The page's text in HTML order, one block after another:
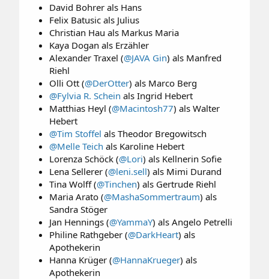
David Bohrer als Hans​
Felix Batusic als Julius​
Christian Hau als Markus Maria​
Kaya Dogan als Erzähler​
Alexander Traxel (@JAVA Gin) als Manfred
Riehl​
Olli Ott (@DerOtter) als Marco Berg​
@Fylvia R. Schein als Ingrid Hebert​
Matthias Heyl (@Macintosh77) als Walter
Hebert​
@Tim Stoffel als Theodor Bregowitsch​
@Melle Teich als Karoline Hebert​
Lorenza Schöck (@Lori) als Kellnerin Sofie​
Lena Sellerer (@leni.sell) als Mimi Durand​
Tina Wolff (@Tinchen) als Gertrude Riehl​
Maria Arato (@MashaSommertraum) als
Sandra Stöger​
Jan Hennings (@YammaY) als Angelo Petrelli​
Philine Rathgeber (@DarkHeart) als
Apothekerin​
Hanna Krüger (@HannaKrueger) als
Apothekerin​